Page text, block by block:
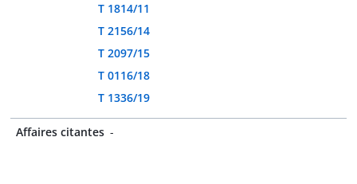
T 1814/11
T 2156/14
T 2097/15
T 0116/18
T 1336/19
Affaires citantes -